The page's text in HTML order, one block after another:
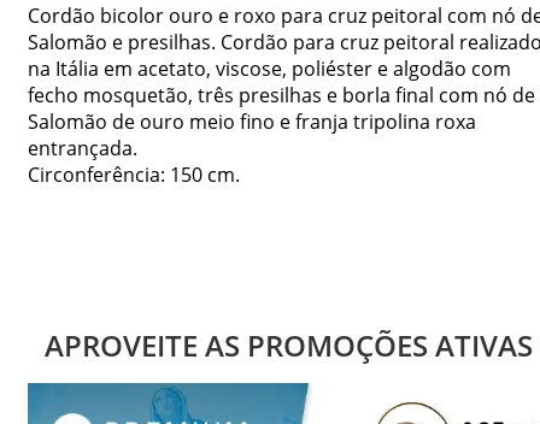
Cordão bicolor ouro e roxo para cruz peitoral com nó
Salomão e presilhas. Cordão para cruz peitoral
na Itália em acetato, viscose, poliéster e algodão com
fecho mosquetão, três presilhas e borla final com nó de
Salomão de ouro meio fino e franja tripolina roxa
entrançada.
Circonferência: 150 cm.
APROVEITE AS PROMOÇÕES ATIVAS